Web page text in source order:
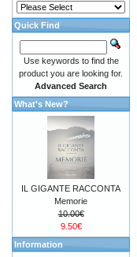
Quick Find
Use keywords to find the
product you are looking for.
Advanced Search
What's New?
IL GIGANTE RACCONTA
Memorie
10.00€
9.50€
Information